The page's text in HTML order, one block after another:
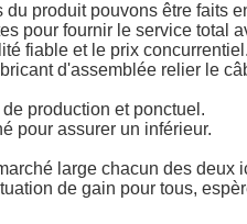
produit pouvons être faits
pour fournir le service total
fiable et le prix concurrentiel.
d'assemblée relier le
production et ponctuel.
pour assurer un inférieur.
large chacun des deux
de gain pour tous,